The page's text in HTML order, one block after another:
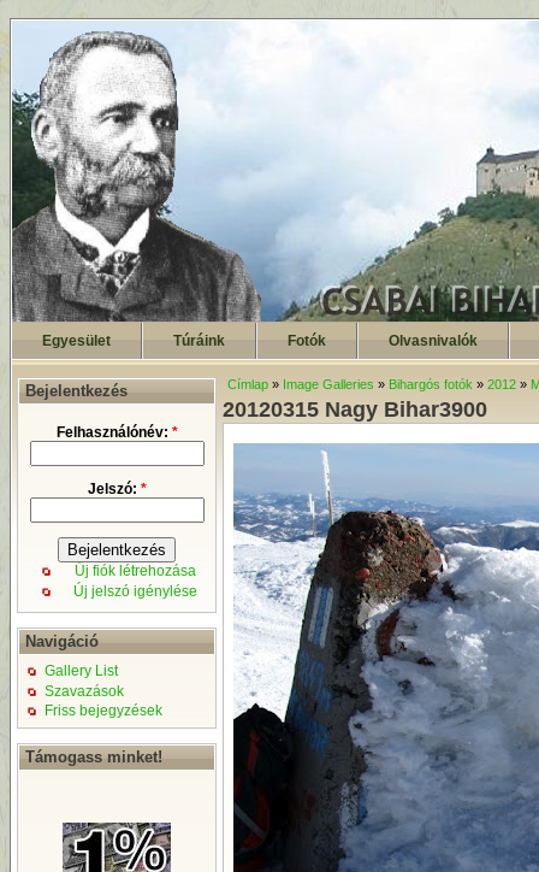
Egyesület Túráink Fotók Olvasnivalók
Bejelentkezés
Felhasználónév: *
Jelszó: *
Új fiók létrehozása
Új jelszó igénylése
Navigáció
Gallery List
Szavazások
Friss bejegyzések
Támogass minket!
Címlap » Image Galleries » Bihargós fotók » 2012 »
20120315 Nagy Bihar3900